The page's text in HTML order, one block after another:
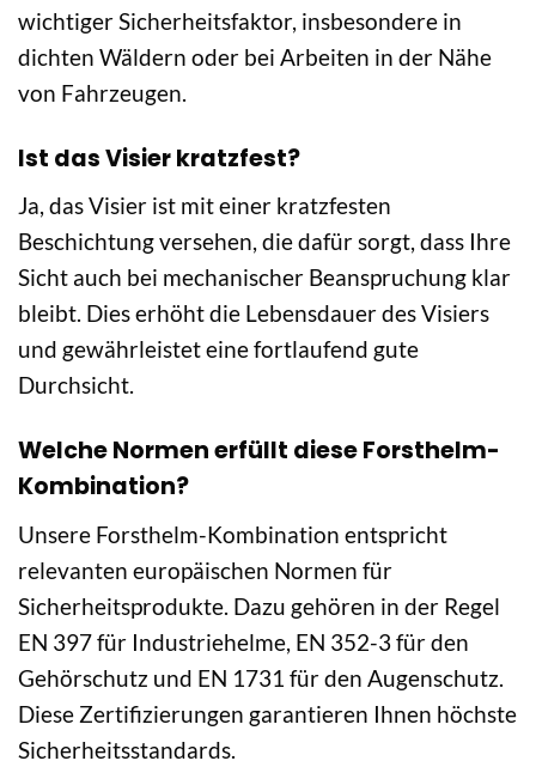
wichtiger Sicherheitsfaktor, insbesondere in
dichten Wäldern oder bei Arbeiten in der Nähe
von Fahrzeugen.
Ist das Visier kratzfest?
Ja, das Visier ist mit einer kratzfesten
Beschichtung versehen, die dafür sorgt, dass Ihre
Sicht auch bei mechanischer Beanspruchung klar
bleibt. Dies erhöht die Lebensdauer des Visiers
und gewährleistet eine fortlaufend gute
Durchsicht.
Welche Normen erfüllt diese Forsthelm-
Kombination?
Unsere Forsthelm-Kombination entspricht
relevanten europäischen Normen für
Sicherheitsprodukte. Dazu gehören in der Regel
EN 397 für Industriehelme, EN 352-3 für den
Gehörschutz und EN 1731 für den Augenschutz.
Diese Zertifizierungen garantieren Ihnen höchste
Sicherheitsstandards.